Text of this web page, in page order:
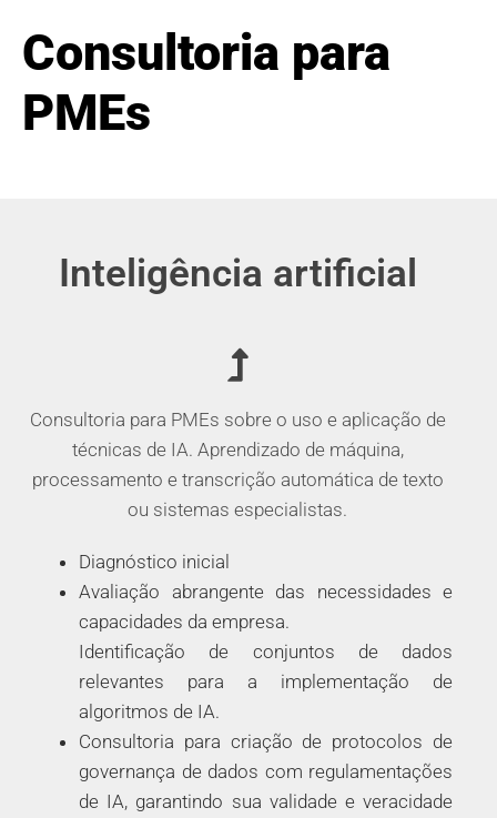
Consultoria para
PMEs
Inteligência artificial
Consultoria para PMEs sobre o uso e aplicação de
técnicas de IA. Aprendizado de máquina,
processamento e transcrição automática de texto
ou sistemas especialistas.
Diagnóstico inicial
Avaliação abrangente das necessidades e
capacidades da empresa.
Identificação de conjuntos de dados
relevantes para a implementação de
algoritmos de IA.
Consultoria para criação de protocolos de
governança de dados com regulamentações
de IA, garantindo sua validade e veracidade